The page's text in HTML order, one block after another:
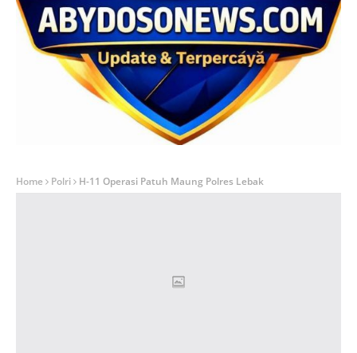
Home Polri H-11 Operasi Patuh Maung Polres Lebak